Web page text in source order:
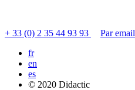
+ 33 (0) 2 35 44 93 93
Par email
fr
en
es
© 2020 Didactic